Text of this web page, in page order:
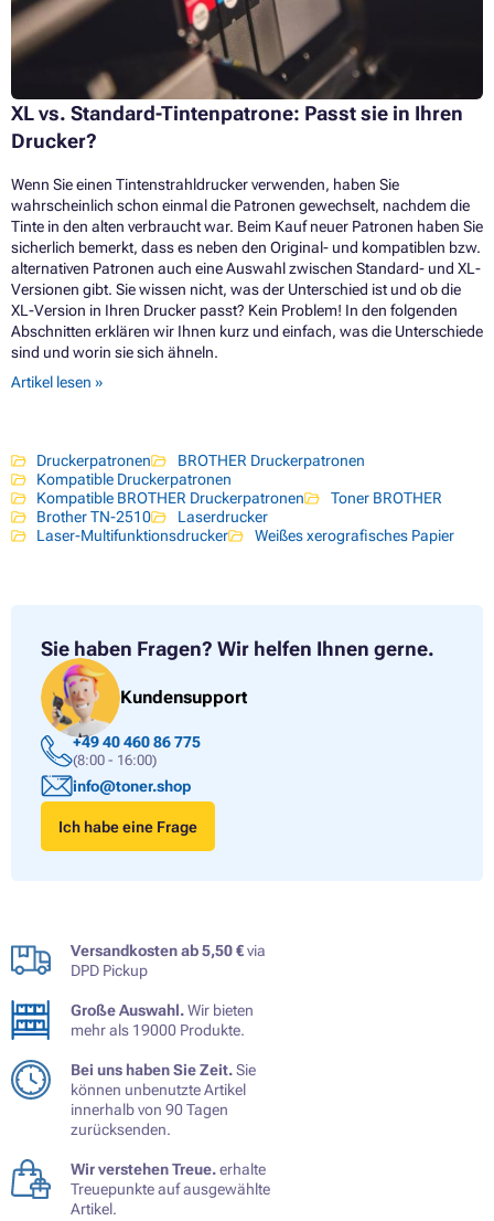
XL vs. Standard-Tintenpatrone: Passt sie in Ihren
Drucker?
Wenn Sie einen Tintenstrahldrucker verwenden, haben Sie
wahrscheinlich schon einmal die Patronen gewechselt, nachdem die
Tinte in den alten verbraucht war. Beim Kauf neuer Patronen haben Sie
sicherlich bemerkt, dass es neben den Original- und kompatiblen bzw.
alternativen Patronen auch eine Auswahl zwischen Standard- und XL-
Versionen gibt. Sie wissen nicht, was der Unterschied ist und ob die
XL-Version in Ihren Drucker passt? Kein Problem! In den folgenden
Abschnitten erklären wir Ihnen kurz und einfach, was die Unterschiede
sind und worin sie sich ähneln.
Artikel lesen »
Druckerpatronen
BROTHER Druckerpatronen
Kompatible Druckerpatronen
Kompatible BROTHER Druckerpatronen
Toner BROTHER
Brother TN-2510
Laserdrucker
Laser-Multifunktionsdrucker
Weißes xerografisches Papier
Sie haben Fragen? Wir helfen Ihnen gerne.
Kundensupport
+49 40 460 86 775
(8:00 - 16:00)
info@toner.shop
Ich habe eine Frage
Versandkosten ab 5,50 €via
DPD Pickup
Große Auswahl.Wir bieten
mehr als 19000 Produkte.
Bei uns haben Sie Zeit.Sie
können unbenutzte Artikel
innerhalb von 90 Tagen
zurücksenden.
Wir verstehen Treue.erhalte
Treuepunkte auf ausgewählte
Artikel.